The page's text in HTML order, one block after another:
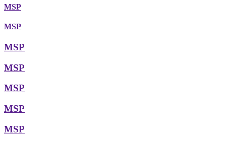
MSP
MSP
MSP
MSP
MSP
MSP
MSP